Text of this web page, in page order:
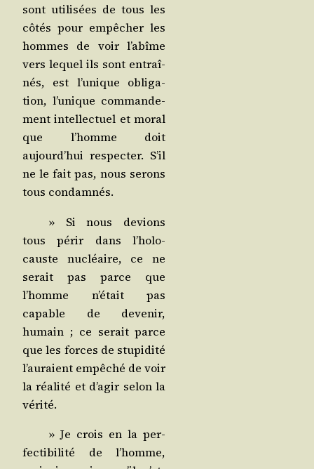
sont uti­li­sées de tous les
côtés pour empê­cher les
hommes de voir l’a­bîme
vers lequel ils sont entraî­
nés, est l’u­nique obli­ga­
tion, l’u­nique com­man­de­
ment intel­lec­tuel et moral
que l’homme doit
aujourd’­hui res­pec­ter. S’il
ne le fait pas, nous serons
tous condamnés.
» Si nous devions
tous périr dans l’ho­lo­
causte nucléaire, ce ne
serait pas parce que
l’homme n’é­tait pas
capable de deve­nir,
humain ; ce serait parce
que les forces de stu­pi­di­té
l’au­raient empê­ché de voir
la réa­li­té et d’a­gir selon la
vérité.
» Je crois en la per­
fec­ti­bi­li­té de l’homme,